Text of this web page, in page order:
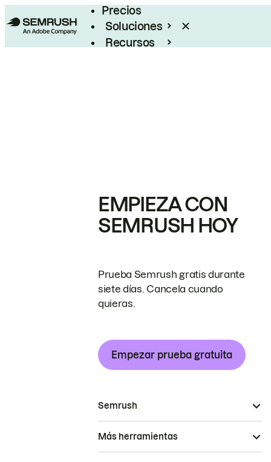
Precios
Soluciones
Recursos
EMPIEZA CON
SEMRUSH HOY
Prueba Semrush gratis durante
siete días. Cancela cuando
quieras.
Empezar prueba gratuita
Semrush
Más herramientas